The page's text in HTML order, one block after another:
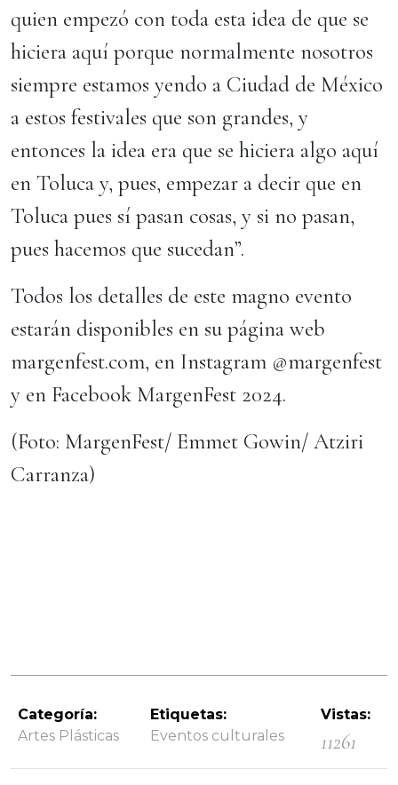
quien empezó con toda esta idea de que se
hiciera aquí porque normalmente nosotros
siempre estamos yendo a Ciudad de México
a estos festivales que son grandes, y
entonces la idea era que se hiciera algo aquí
en Toluca y, pues, empezar a decir que en
Toluca pues sí pasan cosas, y si no pasan,
pues hacemos que sucedan”.
Todos los detalles de este magno evento
estarán disponibles en su página web
margenfest.com, en Instagram @margenfest
y en Facebook MargenFest 2024.
(Foto: MargenFest/ Emmet Gowin/ Atziri
Carranza)
Categoría:
Artes Plásticas
Etiquetas:
Eventos culturales
Vistas:
11261